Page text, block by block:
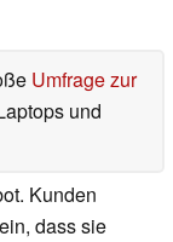
Umfrage zur
und
Kunden
dass sie